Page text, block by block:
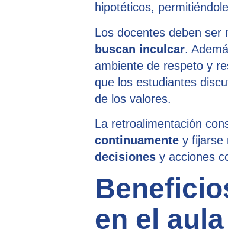
hipotéticos,
Los docentes deben ser
buscan inculcar.
ambiente de respeto y
que los estudiantes
de los valores.
La retroalimentación
continuamente y fijarse
decisiones y acciones
en el